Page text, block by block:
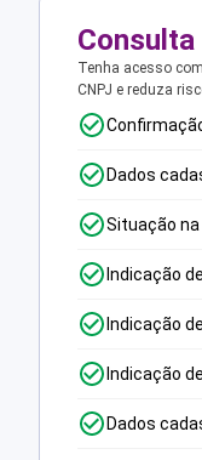
Tenha acesso
CNPJ e reduza
Dados
Situação na
Indicação
Indicação
Indicação
Dados